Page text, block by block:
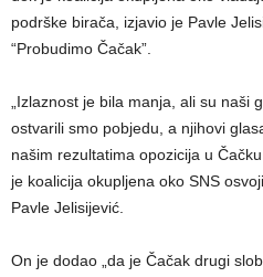
podrške birača, izjavio je Pavle
“Probudimo Čačak”.
„Izlaznost je bila manja, ali su naši
ostvarili smo pobjedu, a njihovi
našim rezultatima opozicija u
je koalicija okupljena oko SNS
Pavle Jelisijević.
On je dodao „da je Čačak drugi